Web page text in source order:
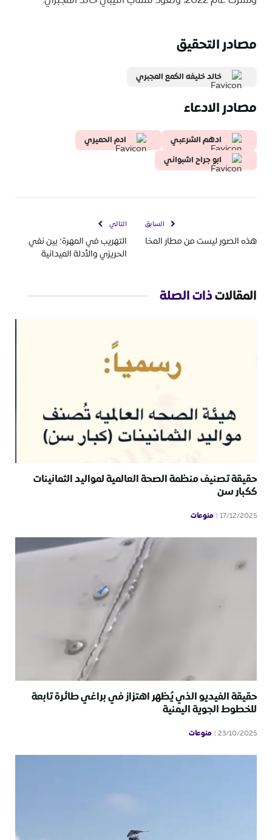
مصادر التحقيق
خالد خليفه الكمع المجبري
مصادر الادعاء
ادهم الشرعبي
ادم الحميري
ابو جراح اشبواني
السابق
هذه الصور ليست من مطار المخا
التالي
التهريب في المهرة؛ بين نفي
الحريزي والأدلة الميدانية
المقالاتذات الصلة
حقيقة تصنيف منظمة الصحة العالمية لمواليد الثمانينات
ككبار سن
17/12/2025 منوعات
حقيقة الفيديو الذي يُظهر اهتزاز في براغي طائرة تابعة
للخطوط الجوية اليمنية
23/10/2025 منوعات